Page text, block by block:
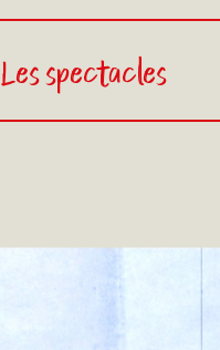
Les spectacles